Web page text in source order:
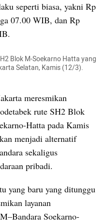
seperti biasa, yakni Rp
07.00 WIB, dan Rp
Blok M-Soekarno Hatta yang
Selatan, Kamis (12/3).
meresmikan
rute SH2 Blok
Hatta pada Kamis
menjadi alternatif
sekaligus
pribadi.
yang baru yang ditunggu
layanan
Soekarno-